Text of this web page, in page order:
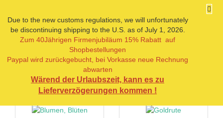
Due to the new customs regulations, we will unfortunately
be discontinuing shipping to the U.S. as of July 1, 2026.
Zum 40Jährigen Firmenjubiläum 15% Rabatt auf
Shopbestellungen
Paypal wird zurückgebucht, bei Vorkasse neue Rechnung
abwarten
Wärend der Urlaubszeit, kann es zu
Lieferverzögerungen kommen !
Blumen & Pflanzen